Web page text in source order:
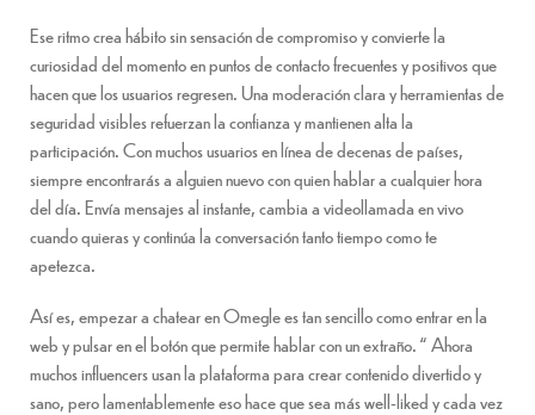
Ese ritmo crea hábito sin sensación de compromiso y convierte la
curiosidad del momento en puntos de contacto frecuentes y positivos que
hacen que los usuarios regresen. Una moderación clara y herramientas de
seguridad visibles refuerzan la confianza y mantienen alta la
participación. Con muchos usuarios en línea de decenas de países,
siempre encontrarás a alguien nuevo con quien hablar a cualquier hora
del día. Envía mensajes al instante, cambia a videollamada en vivo
cuando quieras y continúa la conversación tanto tiempo como te
apetezca.
Así es, empezar a chatear en Omegle es tan sencillo como entrar en la
web y pulsar en el botón que permite hablar con un extraño. “ Ahora
muchos influencers usan la plataforma para crear contenido divertido y
sano, pero lamentablemente eso hace que sea más well-liked y cada vez